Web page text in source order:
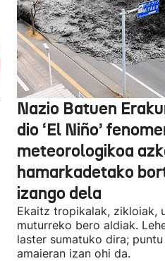
Nazio Batuen
dio ‘El Niño’
meteorologikoa
hamarkadetako
izango dela
Ekaitz tropikalak, zikloiak,
muturreko bero aldiak.
laster sumatuko dira;
amaieran izan ohi da.